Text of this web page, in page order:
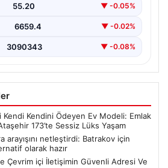
55.20 ▼ -0.05%
6659.4 ▼ -0.02%
3090343 ▼ -0.08%
Kendi Kendini Ödeyen Ev Modeli: Emlak
173’te Sessiz Lüks Yaşam
arayışını netleştirdi: Batrakov için
olarak hazır
Çevrim içi İletişimin Güvenli Adresi Ve